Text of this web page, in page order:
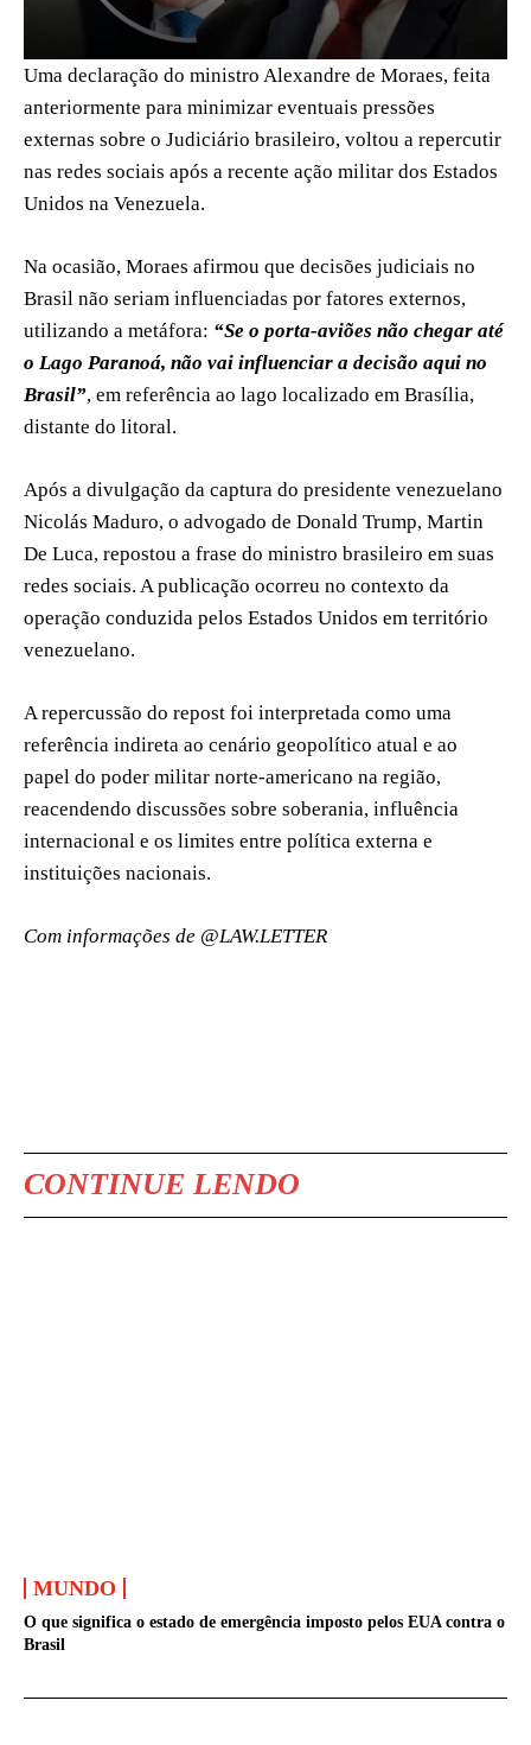
Uma declaração do ministro Alexandre de Moraes, feita
anteriormente para minimizar eventuais pressões
externas sobre o Judiciário brasileiro, voltou a repercutir
nas redes sociais após a recente ação militar dos Estados
Unidos na Venezuela.
Na ocasião, Moraes afirmou que decisões judiciais no
Brasil não seriam influenciadas por fatores externos,
utilizando a metáfora: “Se o porta-aviões não chegar até
o Lago Paranoá, não vai influenciar a decisão aqui no
Brasil”, em referência ao lago localizado em Brasília,
distante do litoral.
Após a divulgação da captura do presidente venezuelano
Nicolás Maduro, o advogado de Donald Trump, Martin
De Luca, repostou a frase do ministro brasileiro em suas
redes sociais. A publicação ocorreu no contexto da
operação conduzida pelos Estados Unidos em território
venezuelano.
A repercussão do repost foi interpretada como uma
referência indireta ao cenário geopolítico atual e ao
papel do poder militar norte-americano na região,
reacendendo discussões sobre soberania, influência
internacional e os limites entre política externa e
instituições nacionais.
Com informações de @LAW.LETTER
CONTINUE LENDO
MUNDO
O que significa o estado de emergência imposto pelos EUA contra o
Brasil